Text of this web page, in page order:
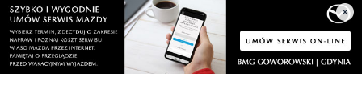
Wiadomości
Sport
Kultura
Społeczeństwo
Kronika policyjna
O portalu
Kontakt
Regulamin
Polityka prywatności
Reklama
×